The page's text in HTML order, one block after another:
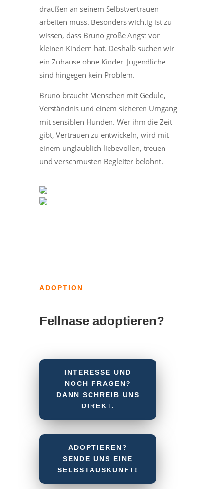
draußen an seinem Selbstvertrauen
arbeiten muss. Besonders wichtig ist zu
wissen, dass Bruno große Angst vor
kleinen Kindern hat. Deshalb suchen wir
ein Zuhause ohne Kinder. Jugendliche
sind hingegen kein Problem.
Bruno braucht Menschen mit Geduld,
Verständnis und einem sicheren Umgang
mit sensiblen Hunden. Wer ihm die Zeit
gibt, Vertrauen zu entwickeln, wird mit
einem unglaublich liebevollen, treuen
und verschmusten Begleiter belohnt.
ADOPTION
Fellnase adoptieren?
INTERESSE UND
NOCH FRAGEN?
DANN SCHREIB UNS
DIREKT.
ADOPTIEREN?
SENDE UNS EINE
SELBSTAUSKUNFT!